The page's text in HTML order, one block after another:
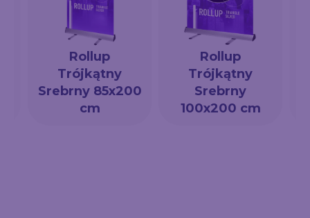
Rollup
Trójkątny
Srebrny 85x200
cm
Rollup
Trójkątny
Srebrny
100x200 cm